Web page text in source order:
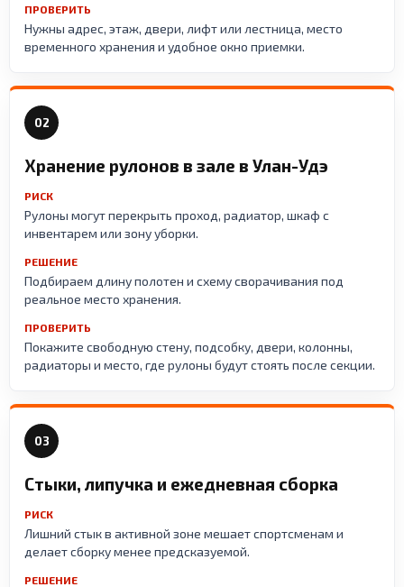
ПРОВЕРИТЬ
Нужны адрес, этаж, двери, лифт или лестница, место
временного хранения и удобное окно приемки.
02
Хранение рулонов в зале в Улан-Удэ
РИСК
Рулоны могут перекрыть проход, радиатор, шкаф с
инвентарем или зону уборки.
РЕШЕНИЕ
Подбираем длину полотен и схему сворачивания под
реальное место хранения.
ПРОВЕРИТЬ
Покажите свободную стену, подсобку, двери, колонны,
радиаторы и место, где рулоны будут стоять после секции.
03
Стыки, липучка и ежедневная сборка
РИСК
Лишний стык в активной зоне мешает спортсменам и
делает сборку менее предсказуемой.
РЕШЕНИЕ